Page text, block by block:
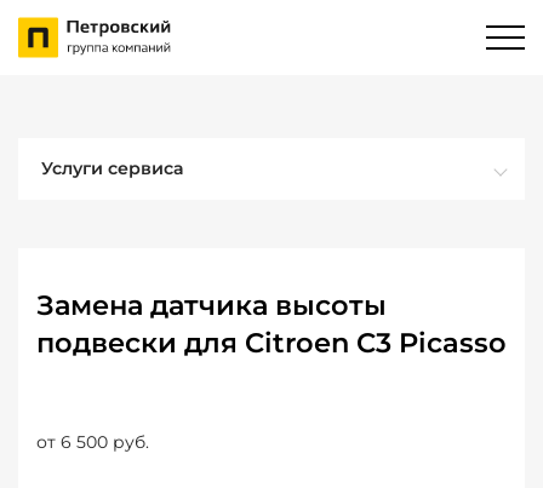
Услуги сервиса
Замена датчика высоты
подвески для Citroen C3 Picasso
от 6 500 руб.